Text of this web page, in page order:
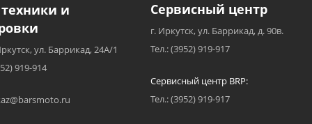
и
ул. Баррикад, 24А/1
919-914
Сервисный центр
г. Иркутск, ул. Баррикад, д. 90в.
Тел.: (3952) 919-917
Сервисный центр BRP:
Тел.: (3952) 919-917